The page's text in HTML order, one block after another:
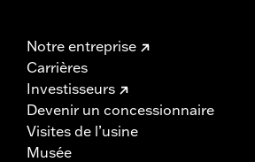
Notre entreprise
Carrières
Investisseurs
Devenir un concessionnaire
Visites de l’usine
Musée